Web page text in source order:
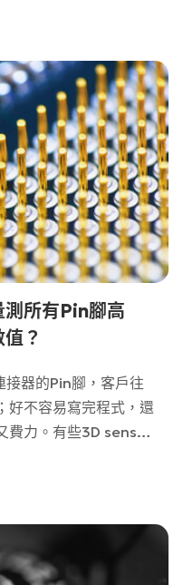
的line rate取像，因
測所有Pin腳高
？
器的Pin腳，客戶往
好不容易寫完程式，還
費力。有些3D sensor
，不僅不用額外付
下我們將實際以
高度，進行實際